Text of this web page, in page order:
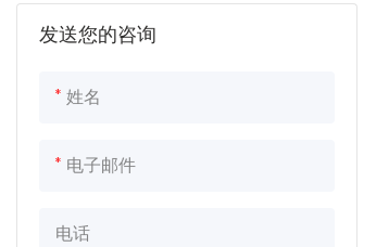
PVC管件
平铺软管
地钉/桩
阀箱
发送您的咨询
姓名
电子邮件
电话